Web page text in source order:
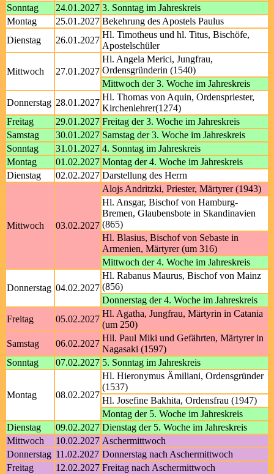
Sonntag
24.01.2027 3. Sonntag im Jahreskreis
Montag
25.01.2027 Bekehrung des Apostels Paulus
Dienstag
26.01.2027
Hl. Timotheus und hl. Titus, Bischöfe,
Apostelschüler
Mittwoch 27.01.2027
Hl. Angela Merici, Jungfrau,
Ordensgründerin (1540)
Mittwoch der 3. Woche im Jahreskreis
Donnerstag 28.01.2027
Hl. Thomas von Aquin, Ordenspriester,
Kirchenlehrer(1274)
Freitag
29.01.2027 Freitag der 3. Woche im Jahreskreis
Samstag
30.01.2027 Samstag der 3. Woche im Jahreskreis
Sonntag
31.01.2027 4. Sonntag im Jahreskreis
Montag
01.02.2027 Montag der 4. Woche im Jahreskreis
Dienstag
02.02.2027 Darstellung des Herrn
Mittwoch 03.02.2027
Alojs Andritzki, Priester, Märtyrer (1943)
Hl. Ansgar, Bischof von Hamburg-
Bremen, Glaubensbote in Skandinavien
(865)
Hl. Blasius, Bischof von Sebaste in
Armenien, Märtyrer (um 316)
Mittwoch der 4. Woche im Jahreskreis
Donnerstag 04.02.2027
Hl. Rabanus Maurus, Bischof von Mainz
(856)
Donnerstag der 4. Woche im Jahreskreis
Freitag
05.02.2027
Hl. Agatha, Jungfrau, Märtyrin in Catania
(um 250)
Samstag
06.02.2027
Hll. Paul Miki und Gefährten, Märtyrer in
Nagasaki (1597)
Sonntag
07.02.2027 5. Sonntag im Jahreskreis
Montag 08.02.2027
Hl. Hieronymus Ämiliani, Ordensgründer
(1537)
Hl. Josefine Bakhita, Ordensfrau (1947)
Montag der 5. Woche im Jahreskreis
Dienstag
09.02.2027 Dienstag der 5. Woche im Jahreskreis
Mittwoch
10.02.2027 Aschermittwoch
Donnerstag 11.02.2027 Donnerstag nach Aschermittwoch
Freitag
12.02.2027 Freitag nach Aschermittwoch